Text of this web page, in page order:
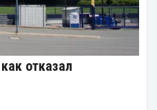
отказал